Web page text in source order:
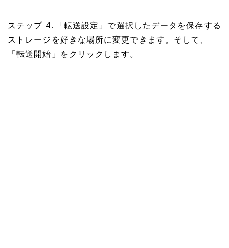
ステップ 4. 「転送設定」で選択したデータを保存する
ストレージを好きな場所に変更できます。そして、
「転送開始」をクリックします。